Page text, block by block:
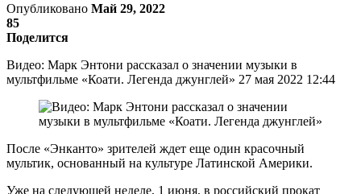
Опубликовано Май 29, 2022
85
Поделится
Видео: Марк Энтони рассказал о значении музыки в
мультфильме «Коати. Легенда джунглей» 27 мая 2022 12:44
После «Энканто» зрителей ждет еще один красочный
мультик, основанный на культуре Латинской Америки.
Уже на следующей неделе, 1 июня, в российский прокат